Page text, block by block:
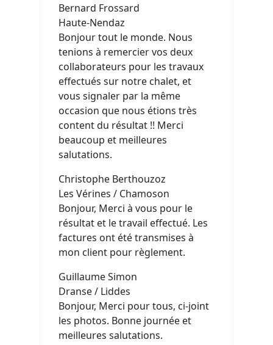
Bernard Frossard
Haute-Nendaz
Bonjour tout le monde. Nous
tenions à remercier vos deux
collaborateurs pour les travaux
effectués sur notre chalet, et
vous signaler par la même
occasion que nous étions très
content du résultat !! Merci
beaucoup et meilleures
salutations.
Christophe Berthouzoz
Les Vérines / Chamoson
Bonjour, Merci à vous pour le
résultat et le travail effectué. Les
factures ont été transmises à
mon client pour règlement.
Guillaume Simon
Dranse / Liddes
Bonjour, Merci pour tous, ci-joint
les photos. Bonne journée et
meilleures salutations.